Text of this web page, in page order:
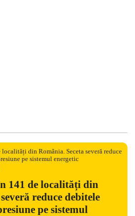
141 de localități din
reduce debitele
pe sistemul